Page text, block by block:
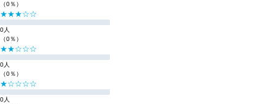
（0％）
★★★☆☆
0人
（0％）
★★☆☆☆
0人
（0％）
★☆☆☆☆
0人